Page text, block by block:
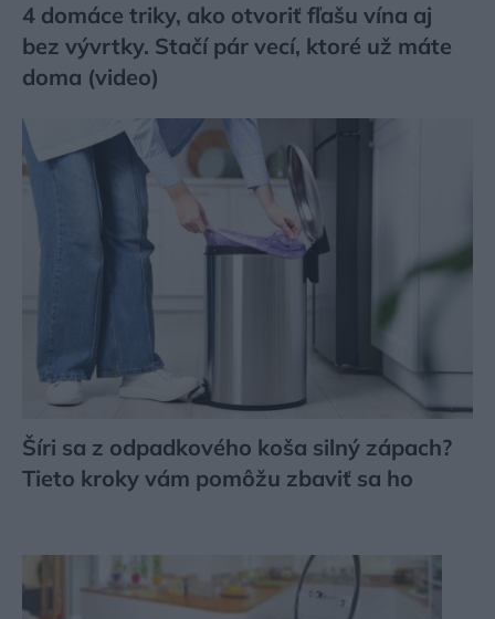
4 domáce triky, ako otvoriť fľašu vína aj
bez vývrtky. Stačí pár vecí, ktoré už máte
doma (video)
Šíri sa z odpadkového koša silný zápach?
Tieto kroky vám pomôžu zbaviť sa ho